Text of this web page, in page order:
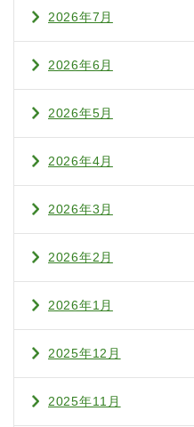
2026年7月
2026年6月
2026年5月
2026年4月
2026年3月
2026年2月
2026年1月
2025年12月
2025年11月